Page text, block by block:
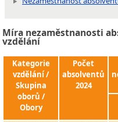
Míra nezaměstnanosti
vzdělání
Kategorie
vzdělání /
Skupina
oborů /
Obory
Počet
absolventů
2024